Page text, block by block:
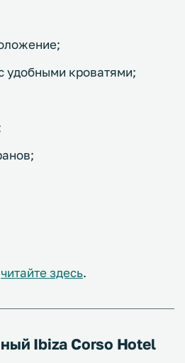
удобными кроватями;
читайте здесь.
Ibiza Corso Hotel